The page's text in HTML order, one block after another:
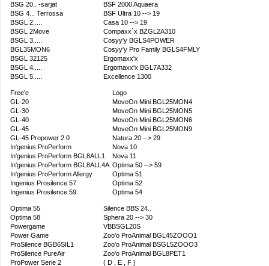
BSG 20.. -sarjat
BSG 4... Terrossa
BSGL 2.....
BSGL 2Move
BSGL 3.....
BGL35MON6
BSGL 32125
BSGL 4.....
BSGL 5.....
BSF 2000 Aquaera
BSF Ultra 10 --> 19
Casa 10 --> 19
Compaxx´x BZGL2A310
Cosyy'y BGLS4POWER
Cosyy'y Pro Family BGLS4FMLY
Ergomaxx'x
Ergomaxx'x BGL7A332
Excellence 1300
Free'e
GL-20
GL-30
GL-40
GL-45
GL-45 Propower 2.0
In'genius ProPerform
In'genius ProPerform BGL8ALL1
In'genius ProPerform BGL8ALL4A
In'genius ProPerform Allergy
Ingenius Prosilence 57
Ingenius Prosilence 59
Logo
MoveOn Mini BGL25MON4
MoveOn Mini BGL25MON5
MoveOn Mini BGL25MON6
MoveOn Mini BGL25MON9
Natura 20 --> 29
Nova 10
Nova 11
Optima 50 --> 59
Optima 51
Optima 52
Optima 54
Optima 55
Optima 58
Powergame
Power Game
ProSilence BGB6SIL1
ProSilence PureAir
ProPower Serie 2
Silence BBS 24..
Sphera 20 --> 30
VBBSGL20S
Zoo'o ProAnimal BGL45ZOOO1
Zoo'o ProAnimal BSGL5ZOOO3
Zoo'o ProAnimal BGL8PET1
( D , E , F )